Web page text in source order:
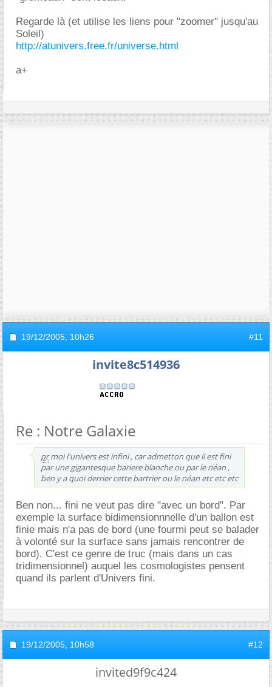
Regarde là (et utilise les liens pour "zoomer" jusqu'au
Soleil)
http://atunivers.free.fr/universe.html
a+
19/12/2005, 10h26 #11
invite8c514936
Re : Notre Galaxie
prmoi l'univers est infini , car admetton que il est fini
par une gigantesque bariere blanche ou par le néan ,
ben y a quoi derrier cette bartrier ou le néan etc etc etc
Ben non... fini ne veut pas dire "avec un bord". Par
exemple la surface bidimensionnnelle d'un ballon est
finie mais n'a pas de bord (une fourmi peut se balader
à volonté sur la surface sans jamais rencontrer de
bord). C'est ce genre de truc (mais dans un cas
tridimensionnel) auquel les cosmologistes pensent
quand ils parlent d'Univers fini.
19/12/2005, 10h58 #12
invited9f9c424